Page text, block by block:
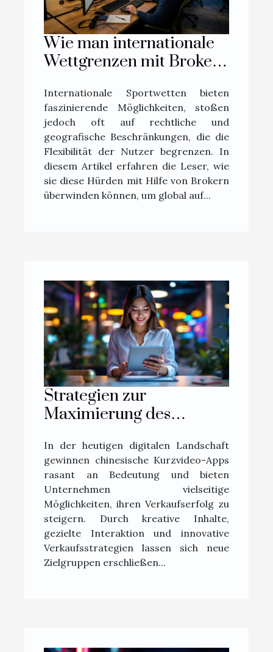
Wie man internationale
Wettgrenzen mit Brokern
Internationale Sportwetten bieten
faszinierende Möglichkeiten, stoßen
jedoch oft auf rechtliche und
geografische Beschränkungen, die die
Flexibilität der Nutzer begrenzen. In
diesem Artikel erfahren die Leser, wie
sie diese Hürden mit Hilfe von Brokern
überwinden können, um global auf...
Strategien zur
Maximierung des
chinesische Kurzvideo-
Apps
In der heutigen digitalen Landschaft
gewinnen chinesische Kurzvideo-Apps
rasant an Bedeutung und bieten
Unternehmen vielseitige
Möglichkeiten, ihren Verkaufserfolg zu
steigern. Durch kreative Inhalte,
gezielte Interaktion und innovative
Verkaufsstrategien lassen sich neue
Zielgruppen erschließen...